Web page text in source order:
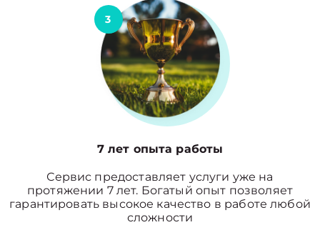
3
7 лет опыта работы
Сервис предоставляет услуги уже на
протяжении 7 лет. Богатый опыт позволяет
гарантировать высокое качество в работе любой
сложности